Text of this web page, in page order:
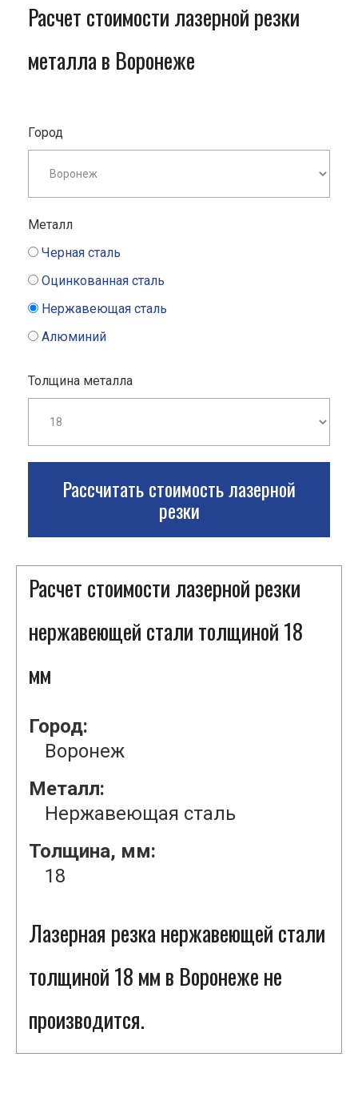
Расчет стоимости лазерной резки
металла в Воронеже
Город
Металл
Черная сталь
Оцинкованная сталь
Нержавеющая сталь
Алюминий
Толщина металла
Рассчитать стоимость лазерной
резки
Расчет стоимости лазерной резки
нержавеющей стали толщиной 18
мм
Город:
Воронеж
Металл:
Нержавеющая сталь
Толщина, мм:
18
Лазерная резка нержавеющей стали
толщиной 18 мм в Воронеже не
производится.